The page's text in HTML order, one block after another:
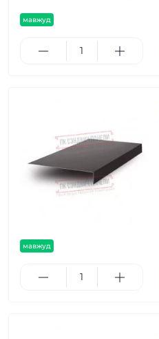
мавжуд
мавжуд